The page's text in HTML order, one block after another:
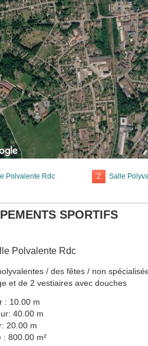
Polvalente Rdc 2 Salle
SPORTIFS
Polvalente Rdc
/ des fêtes / non
et de 2 vestiaires avec douches
: 10.00 m
40.00 m
20.00 m
: 800.00 m²